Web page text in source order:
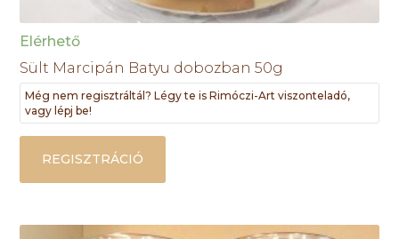
Elérhető
Sült Marcipán Batyu dobozban 50g
Még nem regisztráltál? Légy te is Rimóczi-Art viszonteladó,
vagy lépj be!
REGISZTRÁCIÓ